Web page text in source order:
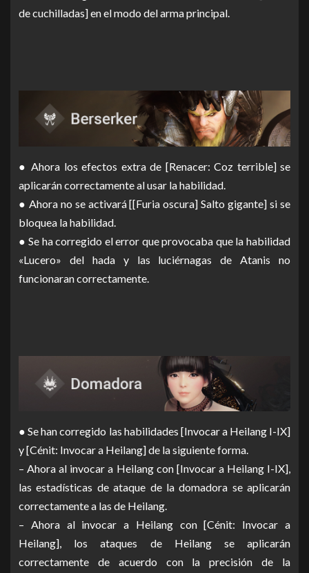
de cuchilladas] en el modo del arma principal.
● Ahora los efectos extra de [Renacer: Coz terrible] se
aplicarán correctamente al usar la habilidad.
● Ahora no se activará [[Furia oscura] Salto gigante] si se
bloquea la habilidad.
● Se ha corregido el error que provocaba que la habilidad
«Lucero» del hada y las luciérnagas de Atanis no
funcionaran correctamente.
● Se han corregido las habilidades [Invocar a Heilang I-IX]
y [Cénit: Invocar a Heilang] de la siguiente forma.
– Ahora al invocar a Heilang con [Invocar a Heilang I-IX],
las estadísticas de ataque de la domadora se aplicarán
correctamente a las de Heilang.
– Ahora al invocar a Heilang con [Cénit: Invocar a
Heilang], los ataques de Heilang se aplicarán
correctamente de acuerdo con la precisión de la